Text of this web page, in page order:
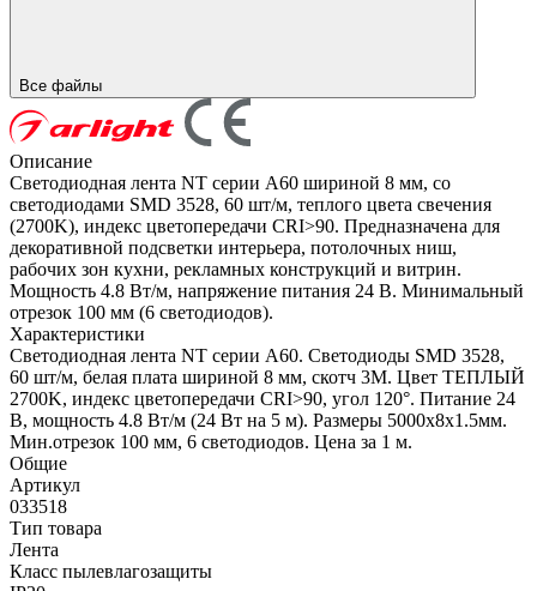
Все файлы
Описание
Светодиодная лента NT серии A60 шириной 8 мм, со
светодиодами SMD 3528, 60 шт/м, теплого цвета свечения
(2700K), индекс цветопередачи CRI>90. Предназначена для
декоративной подсветки интерьера, потолочных ниш,
рабочих зон кухни, рекламных конструкций и витрин.
Мощность 4.8 Вт/м, напряжение питания 24 В. Минимальный
отрезок 100 мм (6 светодиодов).
Характеристики
Светодиодная лента NT серии A60. Светодиоды SMD 3528,
60 шт/м, белая плата шириной 8 мм, скотч 3M. Цвет ТЕПЛЫЙ
2700K, индекс цветопередачи CRI>90, угол 120°. Питание 24
В, мощность 4.8 Вт/м (24 Вт на 5 м). Размеры 5000х8x1.5мм.
Мин.отрезок 100 мм, 6 светодиодов. Цена за 1 м.
Общие
Артикул
033518
Тип товара
Лента
Класс пылевлагозащиты